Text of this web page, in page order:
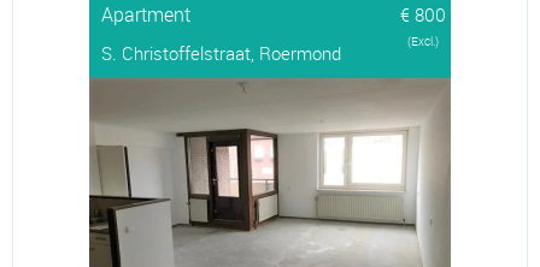
Apartment
€ 800
S. Christoffelstraat, Roermond
(Excl.)